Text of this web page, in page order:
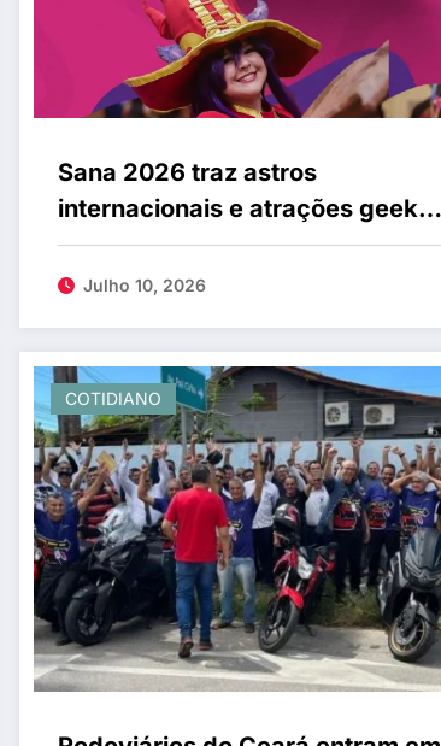
Sana 2026 traz astros
internacionais e atrações geeks
a Fortaleza
Julho 10, 2026
COTIDIANO